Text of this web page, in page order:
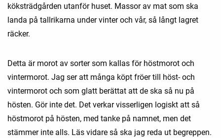
köksträdgården utanför huset. Massor av mat som ska
landa på tallrikarna under vinter och vår, så långt lagret
räcker.
Detta är morot av sorter som kallas för höstmorot och
vintermorot. Jag ser att många köpt fröer till höst- och
vintermorot och som glatt berättat att de ska så nu på
hösten. Gör inte det. Det verkar visserligen logiskt att så
höstmorot på hösten, med tanke på namnet, men det
stämmer inte alls. Läs vidare så ska jag reda ut begreppen.